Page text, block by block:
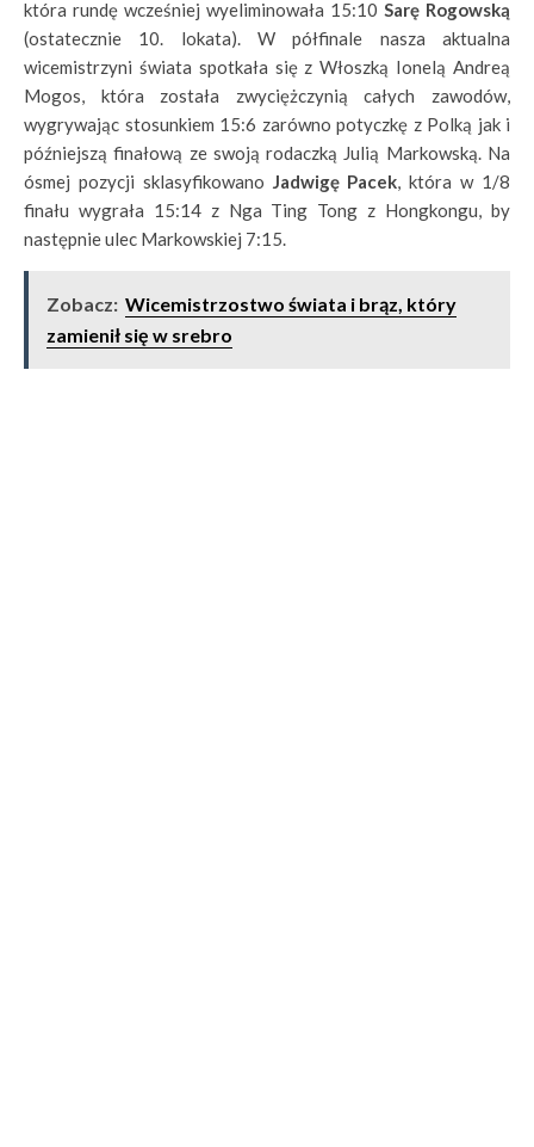
która rundę wcześniej wyeliminowała 15:10 Sarę Rogowską
(ostatecznie 10. lokata). W półfinale nasza aktualna
wicemistrzyni świata spotkała się z Włoszką Ionelą Andreą
Mogos, która została zwyciężczynią całych zawodów,
wygrywając stosunkiem 15:6 zarówno potyczkę z Polką jak i
późniejszą finałową ze swoją rodaczką Julią Markowską. Na
ósmej pozycji sklasyfikowano Jadwigę Pacek, która w 1/8
finału wygrała 15:14 z Nga Ting Tong z Hongkongu, by
następnie ulec Markowskiej 7:15.
Zobacz: Wicemistrzostwo świata i brąz, który
zamienił się w srebro